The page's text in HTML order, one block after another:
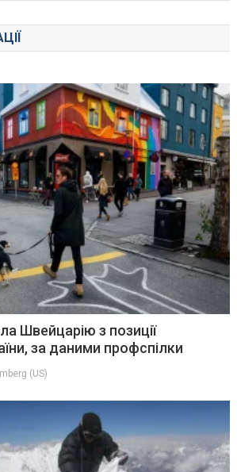
Швейцарію з позиції
за даними профспілки
(US)